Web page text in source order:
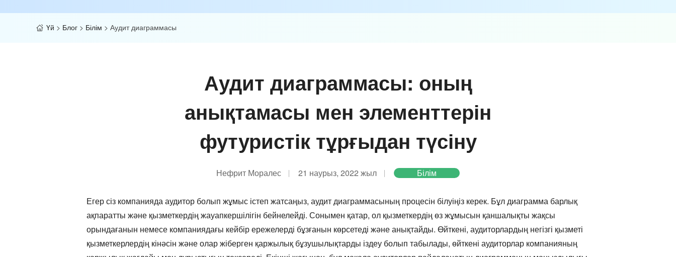
Үй > Блог > Білім > Аудит диаграммасы
Аудит диаграммасы: оның
анықтамасы мен элементтерін
футуристік тұрғыдан түсіну
Нефрит Моралес 21 наурыз, 2022 жыл Білім
Егер сіз компанияда аудитор болып жұмыс істеп жатсаңыз, аудит диаграммасының процесін білуіңіз керек. Бұл диаграмма барлық
ақпаратты және қызметкердің жауапкершілігін бейнелейді. Сонымен қатар, ол қызметкердің өз жұмысын қаншалықты жақсы
орындағанын немесе компаниядағы кейбір ережелерді бұзғанын көрсетеді және анықтайды. Өйткені, аудиторлардың негізгі қызметі
қызметкерлердің кінәсін және олар жіберген қаржылық бұзушылықтарды іздеу болып табылады, өйткені аудиторлар компанияның